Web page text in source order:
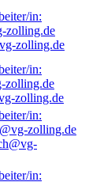
zolling.de
zolling.de